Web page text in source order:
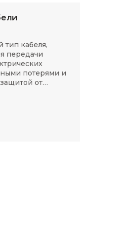
кабеля,
передачи
потерями и
от